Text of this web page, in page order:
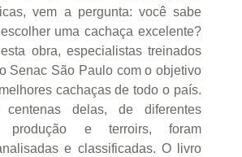
vem a pergunta: você sabe
uma cachaça excelente?
obra, especialistas treinados
Senac São Paulo com o objetivo
cachaças de todo o país.
centenas delas, de diferentes
produção e terroirs, foram
e classificadas. O livro